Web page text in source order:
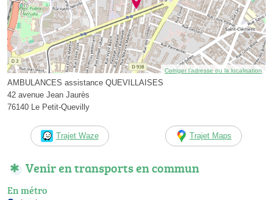
Corriger l’adresse ou la localisation
AMBULANCES assistance QUEVILLAISES
42 avenue Jean Jaurès
76140 Le Petit-Quevilly
Trajet Waze Trajet Maps
Venir en transports en commun
En métro